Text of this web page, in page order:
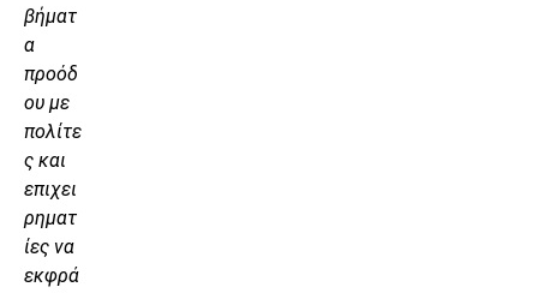
βήματ
α
προόδ
ου με
πολίτε
ς και
επιχει
ρηματ
ίες να
εκφρά